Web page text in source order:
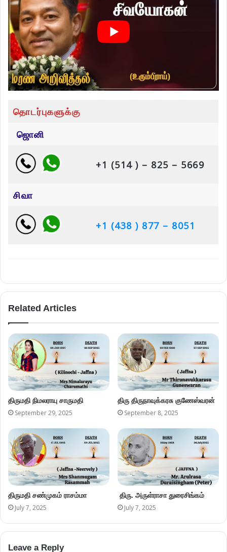
தொடர்புகளுக்கு
ஜொனி
+1 (514 ) – 825 – 5669
சிவா
+1 (438 ) 877 – 8051
Related Articles
திருமதி நிமலராயு சாருமதி
September 29, 2025
திரு திருநாவுக்கரசு குணேஸ்வரன்
September 8, 2025
திருமதி சண்முகம் ராசம்மா
July 7, 2025
திரு. அருள்ராசா துரைசிங்கம்
July 7, 2025
Leave a Reply